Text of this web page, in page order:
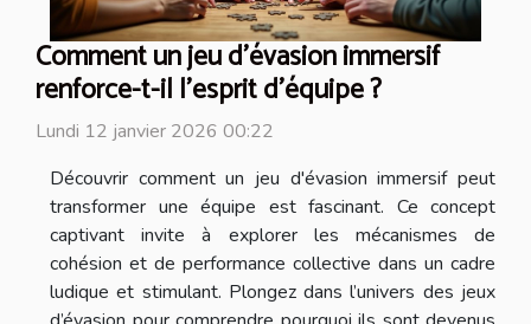
Comment un jeu d'évasion immersif
renforce-t-il l'esprit d'équipe ?
Lundi 12 janvier 2026 00:22
Découvrir comment un jeu d'évasion immersif peut
transformer une équipe est fascinant. Ce concept
captivant invite à explorer les mécanismes de
cohésion et de performance collective dans un cadre
ludique et stimulant. Plongez dans l’univers des jeux